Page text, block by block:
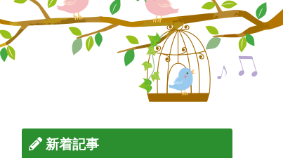
新着記事